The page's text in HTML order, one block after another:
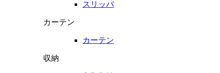
スリッパ
カーテン
カーテン
収納